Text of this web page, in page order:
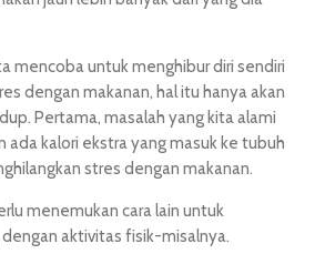
mencoba untuk menghibur diri sendiri
dengan makanan, hal itu hanya akan
Pertama, masalah yang kita alami
ada kalori ekstra yang masuk ke tubuh
stres dengan makanan.
menemukan cara lain untuk
aktivitas fisik-misalnya.